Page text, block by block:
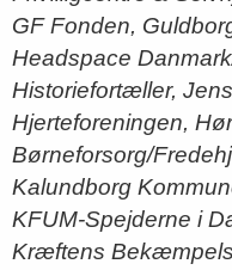
GF Fonden,
Headspace
Historiefortæller,
Hjerteforeningen,
Børneforsorg/
Kalundborg
KFUM-Spejderne i
Kræftens